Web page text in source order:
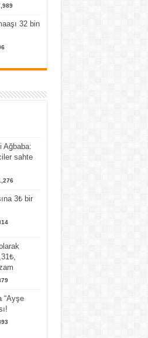
32 bin
Ağbaba:
sahte
3₺ bir
“Ayşe